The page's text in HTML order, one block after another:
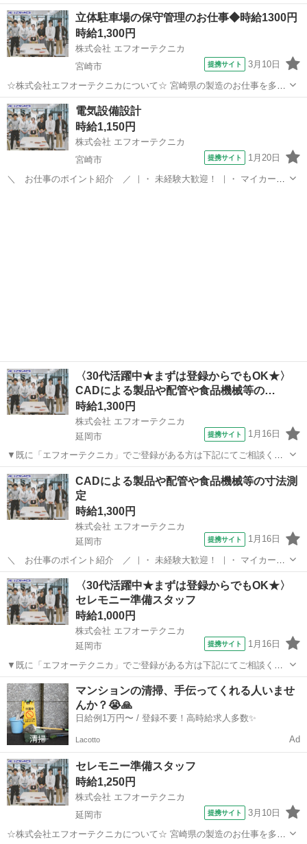
さい ▼ 電話番号 ：0120-606-656（フリーダイヤル） お仕事ナ
ンバー：1743505 ※複数案件へ応募されますと社内確認等によりご連
絡が遅くなって...
宮崎 宮崎市 その他
立体駐車場の保守管理のお仕事◆時給1300円
時給1,300円
株式会社 エフオーテクニカ
宮崎市
提携サイト 3月10日
☆株式会社エフオーテクニカについて☆ 宮崎県の製造のお仕事を多数
取り扱っています♪ 半導体に関するのお仕事で幅広い実績があり、 未
経験でも始められる充実したOJT教育もございます！ 【既に「エフオ
ーテクニカ」でご登録がある...
宮崎 宮崎市 その他
電気設備設計
時給1,150円
株式会社 エフオーテクニカ
宮崎市
提携サイト 1月20日
＼ お仕事のポイント紹介 ／ ｜・ 未経験大歓迎！ ｜・ マイカー通
〈30代活躍中★まずは登録からでもOK★〉
CADによる製品や配管や食品機械等の…
時給1,300円
株式会社 エフオーテクニカ
延岡市
提携サイト 1月16日
▼既に「エフオーテクニカ」でご登録がある方は下記にてご相談くだ
さい ▼ 電話番号 ：0120-606-656（フリーダイヤル） お仕事ナ
ンバー：1333040 ※複数案件へ応募されますと社内確認等によりご連
絡が遅くなって...
宮崎 延岡市 その他
CADによる製品や配管や食品機械等の寸法測
定
時給1,300円
株式会社 エフオーテクニカ
延岡市
提携サイト 1月16日
＼ お仕事のポイント紹介 ／ ｜・ 未経験大歓迎！ ｜・ マイカー通
勤OK/交通費支給(規定あり)！ ｜・ お友達紹介手当あり！ ｜・ 簡単作
業(軽作業)！ ｜・ 安心のフォロー体制！ ｜・ 週払いOK！急な出費に
も対応可能...
宮崎 延岡市 その他
〈30代活躍中★まずは登録からでもOK★〉
セレモニー準備スタッフ
時給1,000円
株式会社 エフオーテクニカ
延岡市
提携サイト 1月16日
▼既に「エフオーテクニカ」でご登録がある方は下記にてご相談くだ
さい ▼ 電話番号 ：0120-606-656（フリーダイヤル） お仕事ナ
ンバー：1332932 ※複数案件へ応募されますと社内確認等によりご連
絡が遅くなって...
宮崎 延岡市
マンションの清掃、手伝ってくれる人いませ
んか？😭🙏
日給例1万円〜 / 登録不要！高時給求人多数✨
Lacotto Ad
セレモニー準備スタッフ
時給1,250円
株式会社 エフオーテクニカ
延岡市
提携サイト 3月10日
☆株式会社エフオーテクニカについて☆ 宮崎県の製造のお仕事を多数